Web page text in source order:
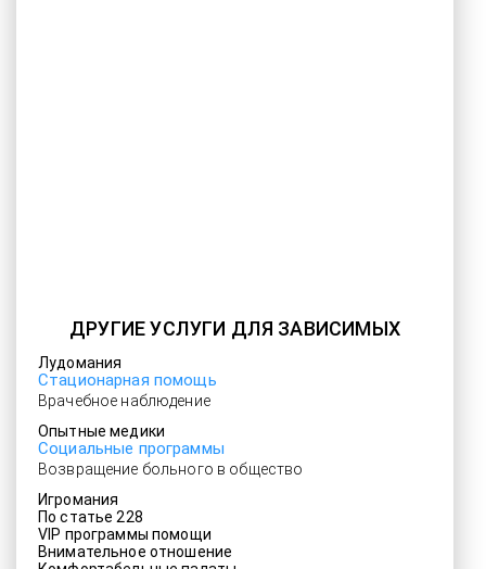
ДРУГИЕ УСЛУГИ ДЛЯ ЗАВИСИМЫХ
Лудомания
Стационарная помощь
Врачебное наблюдение
Опытные медики
Социальные программы
Возвращение больного в общество
Игромания
По статье 228
VIP программы помощи
Внимательное отношение